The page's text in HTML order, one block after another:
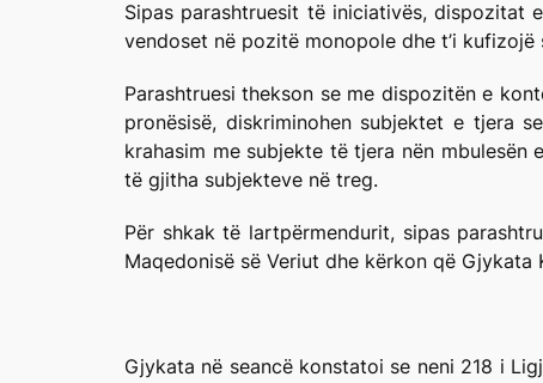
Sipas parashtruesit të iniciativës, dispozitat
vendoset në pozitë monopole dhe t’i
Parashtruesi thekson se me dispozitën e
pronësisë, diskriminohen subjektet e tjera
krahasim me subjekte të tjera nën
të gjitha subjekteve në treg.
Për shkak të lartpërmendurit, sipas
Maqedonisë së Veriut dhe kërkon që
Gjykata në seancë konstatoi se neni 218 i